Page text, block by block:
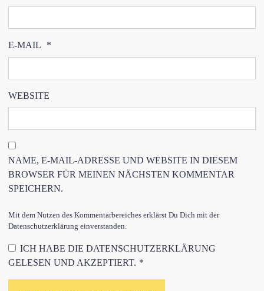
E-MAIL *
WEBSITE
NAME, E-MAIL-ADRESSE UND WEBSITE IN DIESEM
BROWSER FÜR MEINEN NÄCHSTEN KOMMENTAR
SPEICHERN.
Mit dem Nutzen des Kommentarbereiches erklärst Du Dich mit der
Datenschutzerklärung einverstanden.
ICH HABE DIE DATENSCHUTZERKLÄRUNG
GELESEN UND AKZEPTIERT. *